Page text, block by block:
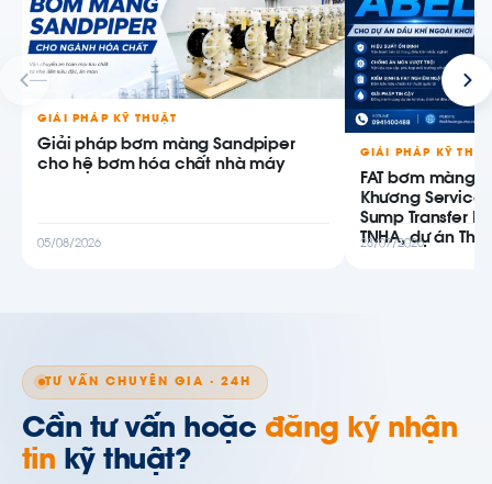
GIẢI PHÁP KỸ THUẬT
Giải pháp bơm màng Sandpiper
cho hệ bơm hóa chất nhà máy
05/08/2026
GIẢI PHÁP KỸ
FAT bơm màng
Khương
Sump Transfer
TNHA, dự án
28/07/2026
TƯ VẤN CHUYÊN GIA · 24H
Cần tư vấn hoặc đăng ký nhận
tin kỹ thuật?